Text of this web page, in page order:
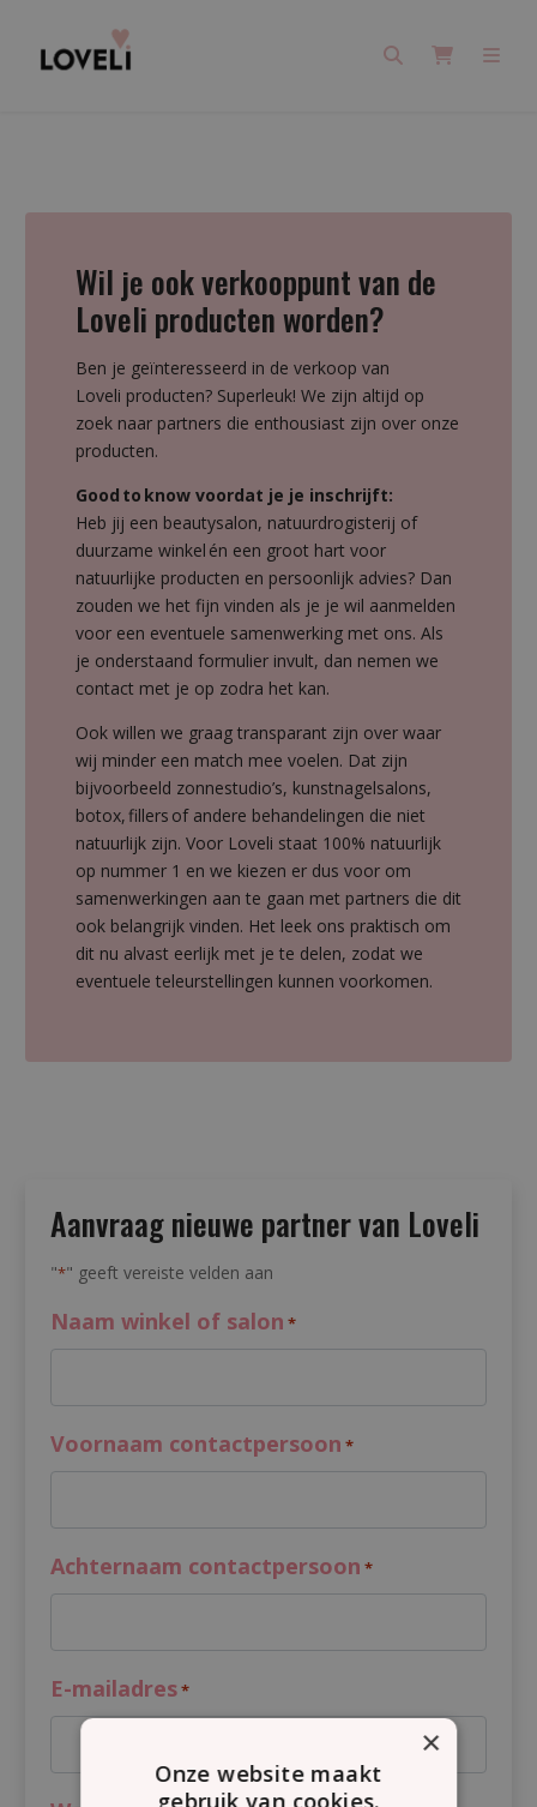
SearchCart
Wil je ook verkooppunt van de
Loveli producten worden?
Ben je geïnteresseerd in de verkoop van
Loveli producten? Superleuk! We zijn altijd op
zoek naar partners die enthousiast zijn over onze
producten.
Good to know voordat je je inschrijft:
Heb jij een beautysalon, natuurdrogisterij of
duurzame winkel én een groot hart voor
natuurlijke producten en persoonlijk advies? Dan
zouden we het fijn vinden als je je wil aanmelden
voor een eventuele samenwerking met ons. Als
je onderstaand formulier invult, dan nemen we
contact met je op zodra het kan.
Ook willen we graag transparant zijn over waar
wij minder een match mee voelen. Dat zijn
bijvoorbeeld zonnestudio’s, kunstnagelsalons,
botox, fillers of andere behandelingen die niet
natuurlijk zijn. Voor Loveli staat 100% natuurlijk
op nummer 1 en we kiezen er dus voor om
samenwerkingen aan te gaan met partners die dit
ook belangrijk vinden. Het leek ons praktisch om
dit nu alvast eerlijk met je te delen, zodat we
eventuele teleurstellingen kunnen voorkomen.
Aanvraag nieuwe partner van Loveli
"*" geeft vereiste velden aan
Naam winkel of salon *
Voornaam contactpersoon *
Achternaam contactpersoon *
E-mailadres*
×
Onze website maakt
gebruik van cookies.